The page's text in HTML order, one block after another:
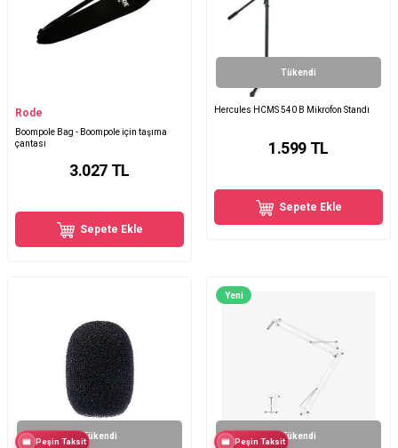
Rode
Boompole Bag - Boompole için taşıma
çantası
3.027 TL
Sepete Ekle
Tükendi
Hercules HCMS 540 B Mikrofon Standı
1.599 TL
Sepete Ekle
Tükendi
Peşin Taksit
Yeni
Tükendi
Peşin Taksit